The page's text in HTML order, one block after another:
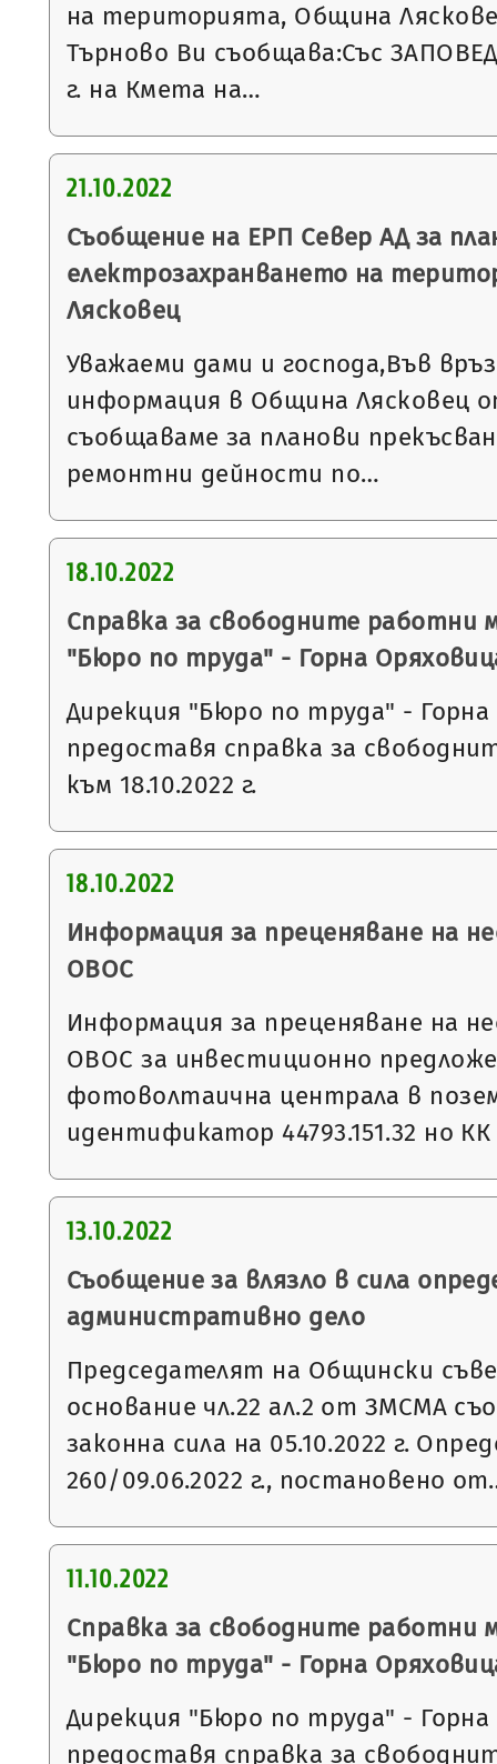
на територията, Община
Търново Ви съобщава:Със
г. на Кмета на…
21.10.2022
Съобщение на ЕРП Север АД за
електрозахранването на
Лясковец
Уважаеми дами и господа,Във
информация в Община Лясковец
съобщаваме за планови
ремонтни дейности по…
18.10.2022
Справка за свободните работни
"Бюро по труда" - Горна
Дирекция "Бюро по труда" -
предоставя справка за
към 18.10.2022 г.
18.10.2022
Информация за преценяване на
ОВОС
Информация за преценяване на
ОВОС за инвестиционно
фотоволтаична централа в
идентификатор 44793.151.32 но
13.10.2022
Съобщение за влязло в сила
административно дело
Председателят на Общински
основание чл.22 ал.2 от ЗМСМА
законна сила на 05.10.2022 г.
260/09.06.2022 г., постановено
11.10.2022
Справка за свободните работни
"Бюро по труда" - Горна
Дирекция "Бюро по труда" -
предоставя справка за